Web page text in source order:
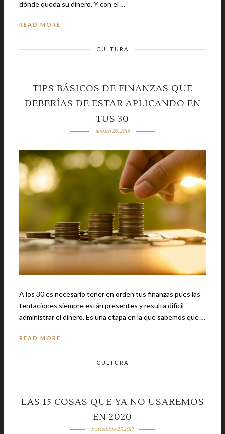
dónde queda su dinero. Y con el …
READ MORE
CULTURA
TIPS BÁSICOS DE FINANZAS QUE
DEBERÍAS DE ESTAR APLICANDO EN
TUS 30
agosto 20, 2018
A los 30 es necesario tener en orden tus finanzas pues las
tentaciones siempre están presentes y resulta difícil
administrar el dinero. Es una etapa en la que sabemos que …
READ MORE
CULTURA
LAS 15 COSAS QUE YA NO USAREMOS
EN 2020
noviembre 27, 2017